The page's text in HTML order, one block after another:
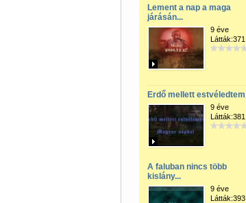
Lement a nap a maga
járásán...
9 éve
Látták:371
Erdő mellett estvéledtem
9 éve
Látták:381
A faluban nincs több
kislány...
9 éve
Látták:393